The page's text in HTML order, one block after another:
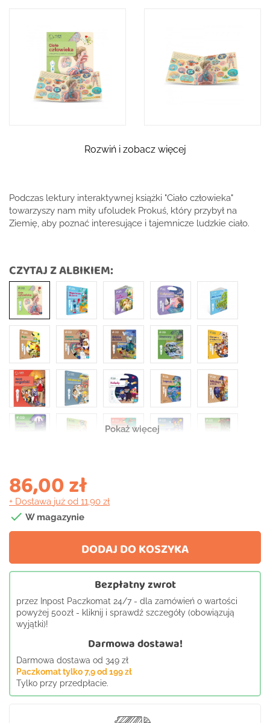
Rozwiń i zobacz więcej
Podczas lektury interaktywnej książki "Ciało człowieka"
towarzyszy nam miły ufoludek Prokuś, który przybył na
Ziemię, aby poznać interesujące i tajemnicze ludzkie ciało.
CZYTAJ Z ALBIKIEM:
Pokaż więcej
86,00 zł
+ Dostawa już od 11,90 zł
 W magazynie
DODAJ DO KOSZYKA
Bezpłatny zwrot
przez Inpost Paczkomat 24/7 - dla zamówień o wartości
powyżej 500zł - kliknij i sprawdź szczegóły (obowiązują
wyjątki)!
Darmowa dostawa!
Darmowa dostawa od 349 zł
Paczkomat tylko 7,9 od 199 zł
Tylko przy przedpłacie.